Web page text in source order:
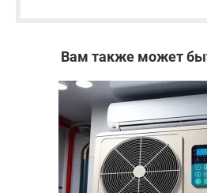
Вам также может